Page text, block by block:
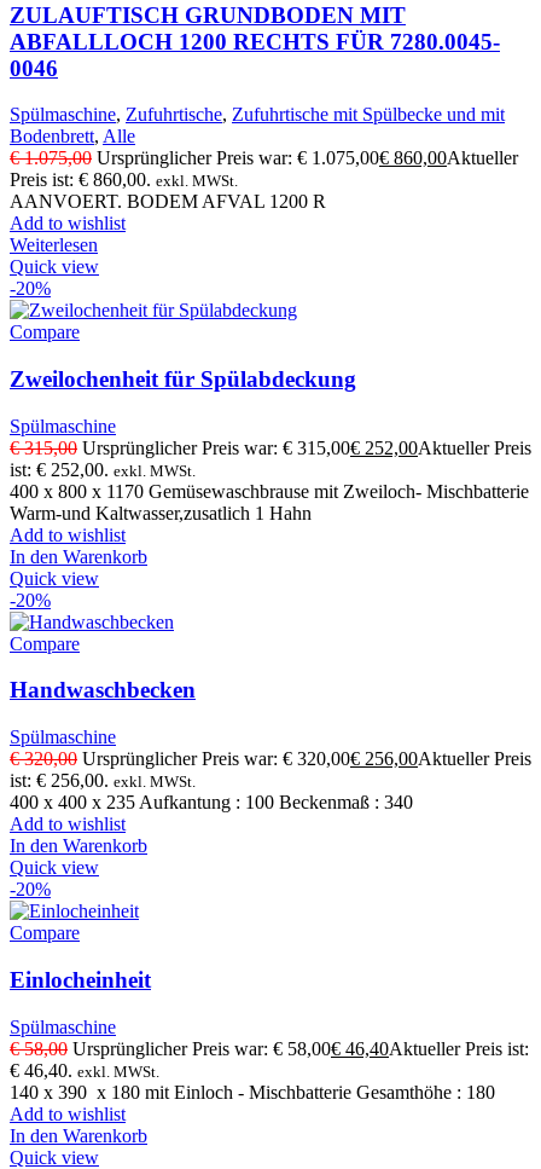
ZULAUFTISCH GRUNDBODEN MIT
ABFALLLOCH 1200 RECHTS FÜR 7280.0045-
0046
Spülmaschine, Zufuhrtische, Zufuhrtische mit Spülbecke und mit
Bodenbrett, Alle
€1.075,00 Ursprünglicher Preis war: € 1.075,00€ 860,00Aktueller
Preis ist: € 860,00. exkl. MWSt.
AANVOERT. BODEM AFVAL 1200 R
Add to wishlist
Weiterlesen
Quick view
-20%
Compare
Zweilochenheit für Spülabdeckung
Spülmaschine
€315,00 Ursprünglicher Preis war: € 315,00€ 252,00Aktueller Preis
ist: € 252,00. exkl. MWSt.
400 x 800 x 1170 Gemüsewaschbrause mit Zweiloch- Mischbatterie
Warm-und Kaltwasser,zusatlich 1 Hahn
Add to wishlist
In den Warenkorb
Quick view
-20%
Compare
Handwaschbecken
Spülmaschine
€320,00 Ursprünglicher Preis war: € 320,00€ 256,00Aktueller Preis
ist: € 256,00. exkl. MWSt.
400 x 400 x 235 Aufkantung : 100 Beckenmaß : 340
Add to wishlist
In den Warenkorb
Quick view
-20%
Compare
Einlocheinheit
Spülmaschine
€58,00 Ursprünglicher Preis war: € 58,00€ 46,40Aktueller Preis ist:
€ 46,40. exkl. MWSt.
140 x 390 x 180 mit Einloch - Mischbatterie Gesamthöhe : 180
Add to wishlist
In den Warenkorb
Quick view